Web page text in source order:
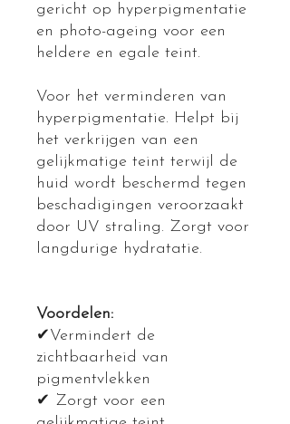
gericht op hyperpigmentatie
en photo-ageing voor een
heldere en egale teint.
Voor het verminderen van
hyperpigmentatie. Helpt bij
het verkrijgen van een
gelijkmatige teint terwijl de
huid wordt beschermd tegen
beschadigingen veroorzaakt
door UV straling. Zorgt voor
langdurige hydratatie.
Voordelen:
✔Vermindert de
zichtbaarheid van
pigmentvlekken
✔ Zorgt voor een